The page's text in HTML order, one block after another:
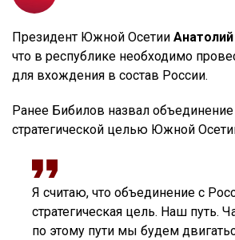
Президент Южной Осетии
что в республике необходимо
для вхождения в состав России.
Ранее Бибилов назвал
стратегической целью Южной
Я считаю, что объединение с
стратегическая цель. Наш путь.
по этому пути мы будем